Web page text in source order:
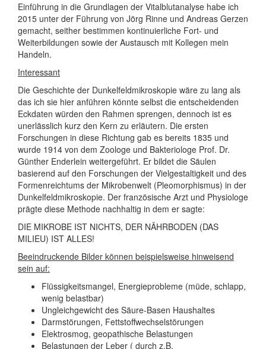
Einführung in die Grundlagen der Vitalblutanalyse habe ich
2015 unter der Führung von Jörg Rinne und Andreas Gerzen
gemacht, seither bestimmen kontinuierliche Fort- und
Weiterbildungen sowie der Austausch mit Kollegen mein
Handeln.
Interessant
Die Geschichte der Dunkelfeldmikroskopie wäre zu lang als
das ich sie hier anführen könnte selbst die entscheidenden
Eckdaten würden den Rahmen sprengen, dennoch ist es
unerlässlich kurz den Kern zu erläutern. Die ersten
Forschungen in diese Richtung gab es bereits 1835 und
wurde 1914 von dem Zoologe und Bakteriologe Prof. Dr.
Günther Enderlein weitergeführt. Er bildet die Säulen
basierend auf den Forschungen der Vielgestaltigkeit und des
Formenreichtums der Mikrobenwelt (Pleomorphismus) in der
Dunkelfeldmikroskopie. Der französische Arzt und Physiologe
prägte diese Methode nachhaltig in dem er sagte:
DIE MIKROBE IST NICHTS, DER NÄHRBODEN (DAS
MILIEU) IST ALLES!
Beeindruckende Bilder können beispielsweise hinweisend
sein auf:
Flüssigkeitsmangel, Energieprobleme (müde, schlapp,
wenig belastbar)
Ungleichgewicht des Säure-Basen Haushaltes
Darmstörungen, Fettstoffwechselstörungen
Elektrosmog, geopathische Belastungen
Belastungen der Leber ( durch z.B.